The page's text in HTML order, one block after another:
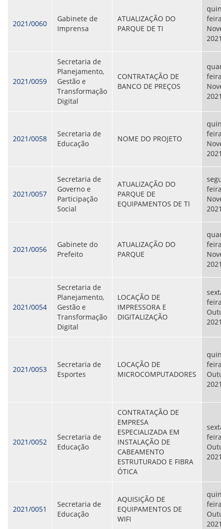
2021/0060
Gabinete de
Imprensa
ATUALIZAÇÃO DO
PARQUE DE TI
2021/0059
Secretaria de
Planejamento,
Gestão e
Transformação
Digital
CONTRATAÇÃO DE
BANCO DE PREÇOS
2021/0058
Secretaria de
Educação
NOME DO PROJETO
2021/0057
Secretaria de
Governo e
Participação
Social
ATUALIZAÇÃO DO
PARQUE DE
EQUIPAMENTOS DE TI
2021/0056
Gabinete do
Prefeito
ATUALIZAÇÃO DO
PARQUE
2021/0054
Secretaria de
Planejamento,
Gestão e
Transformação
Digital
LOCAÇÃO DE
IMPRESSORA E
DIGITALIZAÇÃO
2021/0053
Secretaria de
Esportes
LOCAÇÃO DE
MICROCOMPUTADORES
2021/0052
Secretaria de
Educação
CONTRATAÇÃO DE
EMPRESA
ESPECIALIZADA EM
INSTALAÇÃO DE
CABEAMENTO
ESTRUTURADO E FIBRA
ÓTICA
2021/0051
Secretaria de
Educação
AQUISIÇÃO DE
EQUIPAMENTOS DE
WIFI